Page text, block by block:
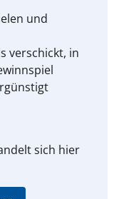
und
verschickt, in
sich hier